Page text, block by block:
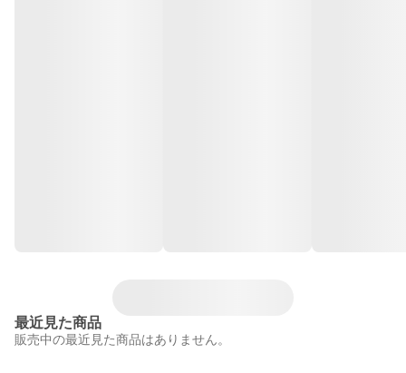
最近見た商品
販売中の最近見た商品はありません。